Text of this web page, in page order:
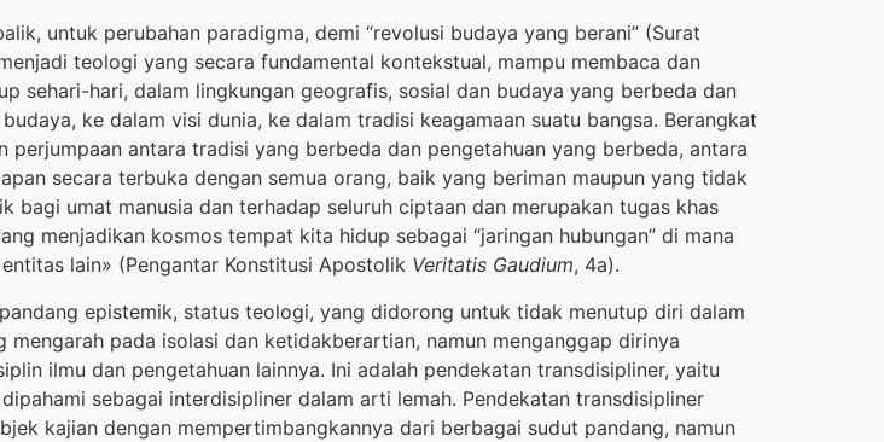
untuk perubahan paradigma, demi “revolusi budaya yang berani” (Surat
teologi yang secara fundamental kontekstual, mampu membaca dan
sehari-hari, dalam lingkungan geografis, sosial dan budaya yang berbeda dan
ke dalam visi dunia, ke dalam tradisi keagamaan suatu bangsa. Berangkat
antara tradisi yang berbeda dan pengetahuan yang berbeda, antara
secara terbuka dengan semua orang, baik yang beriman maupun yang tidak
bagi umat manusia dan terhadap seluruh ciptaan dan merupakan tugas khas
menjadikan kosmos tempat kita hidup sebagai “jaringan hubungan” di mana
lain» (Pengantar Konstitusi Apostolik Veritatis Gaudium, 4a).
epistemik, status teologi, yang didorong untuk tidak menutup diri dalam
pada isolasi dan ketidakberartian, namun menganggap dirinya
ilmu dan pengetahuan lainnya. Ini adalah pendekatan transdisipliner, yaitu
sebagai interdisipliner dalam arti lemah. Pendekatan transdisipliner
kajian dengan mempertimbangkannya dari berbagai sudut pandang, namun